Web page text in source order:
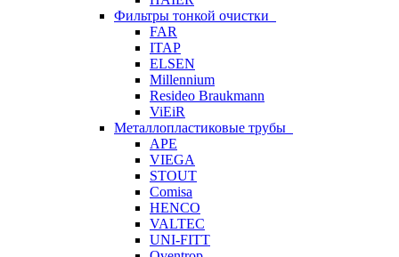
Фильтры тонкой очистки
FAR
ITAP
ELSEN
Millennium
Resideo Braukmann
ViEiR
Металлопластиковые трубы
APE
VIEGA
STOUT
Comisa
HENCO
VALTEC
UNI-FITT